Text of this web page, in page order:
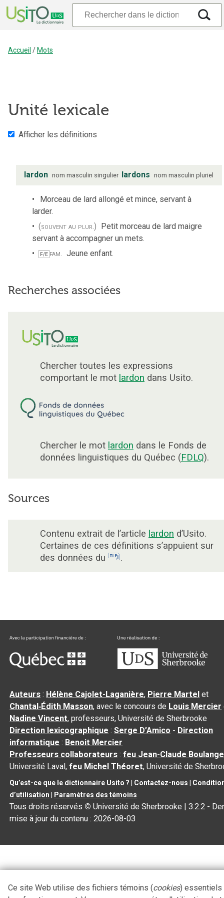
Accueil / Mots
Unité lexicale
Afficher les définitions
lardon nom masculin singulier lardons nom masculin pluriel
Morceau de lard allongé et mince, servant à
larder.
(souvent au plur.) Petit morceau de lard maigre
servant à accompagner un mets.
F/E fam. Jeune enfant.
Recherches associées
Chercher toutes les expressions
comportant le mot lardon dans Usito.
Chercher le mot lardon dans le Fonds de
données linguistiques du Québec (FDLQ).
Sources
Contenu extrait de l’article lardon d’Usito.
Certaines de ces définitions s’appuient sur
des données du
.
Auteurs : Hélène Cajolet-Laganière, Pierre Martel et
Chantal‑Édith Masson, avec le concours de Louis Mercier
Nadine Vincent, professeurs, Université de Sherbrooke
Direction lexicographique :Serge D’Amico - Direction
informatique : Benoit Mercier
Professeurs collaborateurs :feu Jean-Claude
Université Laval,feu Michel Théoret, Université de
Qu’est-ce que le dictionnaire Usito ? Contactez-nous
d’utilisation
Paramètres des témoins
Tous droits réservés © Université de Sherbrooke |3.2.2 -
mise à jour du contenu :2026-08-03
Ce site Web utilise des fichiers témoins (cookies) essentiels